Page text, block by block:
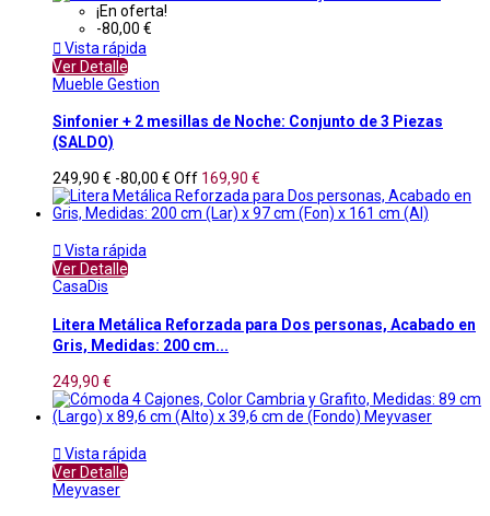
¡En oferta!
-80,00 €
 Vista rápida
Ver Detalle
Mueble Gestion
Sinfonier + 2 mesillas de Noche: Conjunto de 3 Piezas
(SALDO)
249,90 € -80,00 € Off 169,90 €
 Vista rápida
Ver Detalle
CasaDis
Litera Metálica Reforzada para Dos personas, Acabado en
Gris, Medidas: 200 cm...
249,90 €
 Vista rápida
Ver Detalle
Meyvaser